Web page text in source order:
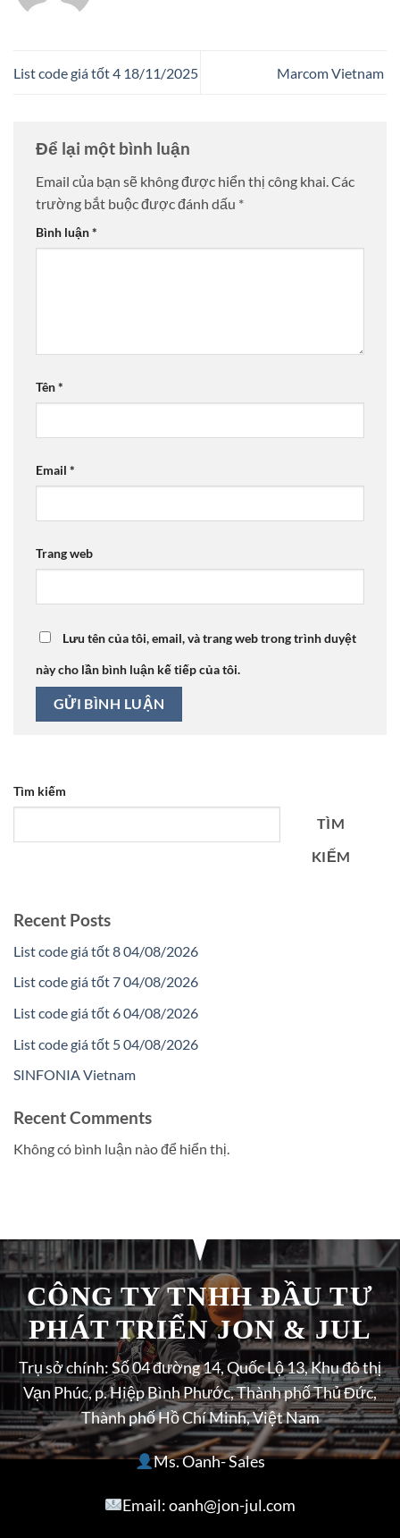
List code giá tốt 4 18/11/2025 Marcom Vietnam
Để lại một bình luận
Email của bạn sẽ không được hiển thị công khai.Các
trường bắt buộc được đánh dấu *
Bình luận*
Tên*
Email *
Trang web
Lưu tên của tôi, email, và trang web trong trình duyệt
này cho lần bình luận kế tiếp của tôi.
Tìm kiếm
TÌM
KIẾM
Recent Posts
List code giá tốt 8 04/08/2026
List code giá tốt 7 04/08/2026
List code giá tốt 6 04/08/2026
List code giá tốt 5 04/08/2026
SINFONIA Vietnam
Recent Comments
Không có bình luận nào để hiển thị.
CÔNG TY TNHH ĐẦU TƯ
PHÁT TRIỂN JON & JUL
Trụ sở chính: Số 04 đường 14, Quốc Lộ 13, Khu đô thị
Vạn Phúc, p. Hiệp Bình Phước, Thành phố Thủ Đức,
Thành phố Hồ Chí Minh, Việt Nam
Ms. Oanh- Sales
Email: oanh@jon-jul.com